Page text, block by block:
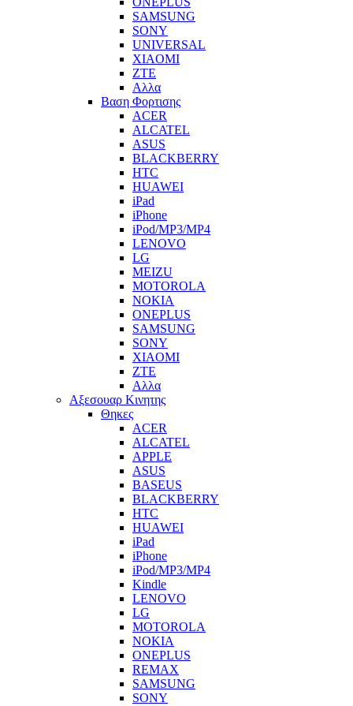
SAMSUNG
SONY
UNIVERSAL
XIAOMI
ZTE
Αλλα
Βαση Φορτισης
ACER
ALCATEL
ASUS
BLACKBERRY
HTC
HUAWEI
iPad
iPhone
iPod/MP3/MP4
LENOVO
LG
MEIZU
MOTOROLA
NOKIA
ONEPLUS
SAMSUNG
SONY
XIAOMI
ZTE
Αλλα
Αξεσουαρ Κινητης
Θηκες
ACER
ALCATEL
APPLE
ASUS
BASEUS
BLACKBERRY
HTC
HUAWEI
iPad
iPhone
iPod/MP3/MP4
Kindle
LENOVO
LG
MOTOROLA
NOKIA
ONEPLUS
REMAX
SAMSUNG
SONY